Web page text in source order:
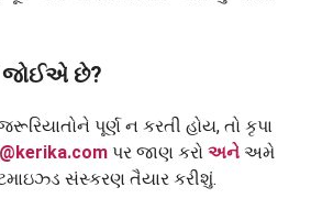
છે?
પૂર્ણ ન કરતી હોય, તો કૃપા
પર જાણ કરો અને અમે
સંસ્કરણ તૈયાર કરીશું.